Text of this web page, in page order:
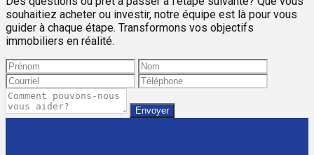
souhaitiez acheter ou investir, notre équipe est là pour vous
guider à chaque étape. Transformons vos objectifs
immobiliers en réalité.
Envoyer